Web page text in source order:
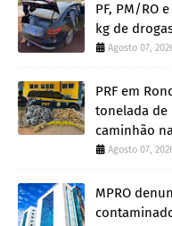
PF, PM/RO
kg de
Agosto 07,
PRF em
tonelada de
caminhão
Agosto 07,
MPRO